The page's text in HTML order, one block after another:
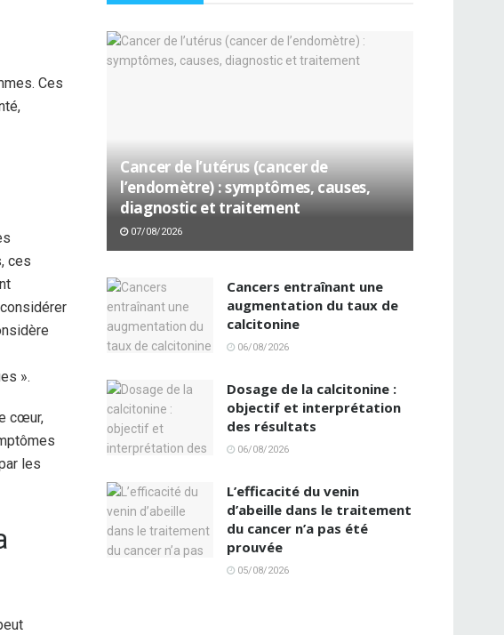
Ces
ces
».
cœur,
les
Cancer de l’utérus (cancer de
l’endomètre) : symptômes, causes,
diagnostic et traitement
07/08/2026
Cancers entraînant une
augmentation du taux de
calcitonine
06/08/2026
Dosage de la calcitonine :
objectif et interprétation
des résultats
06/08/2026
L’efficacité du venin
d’abeille dans le traitement
du cancer n’a pas été
prouvée
05/08/2026